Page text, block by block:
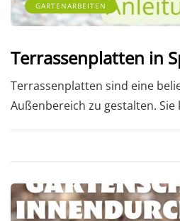
GARTENARBEITEN
Terrassenplatten in
Terrassenplatten sind eine
Außenbereich zu gestalten.